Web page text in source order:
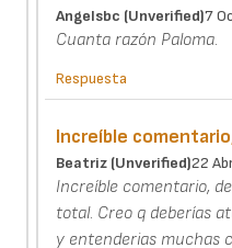
Angelsbc (unverified)7
Cuanta razón Paloma.
Respuesta
Increíble
Beatriz (unverified)22
Increíble comentario,
total. Creo q deberías
y entenderias muchas